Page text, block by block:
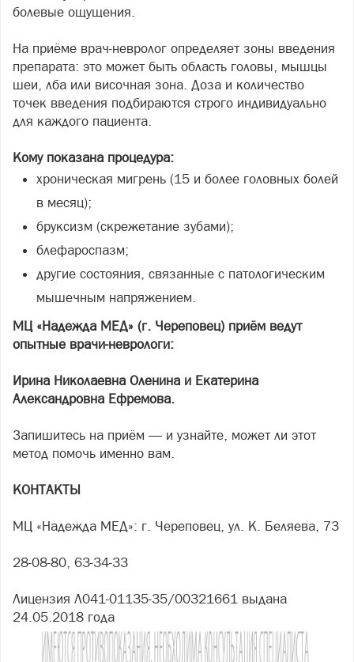
болевые ощущения.
На приёме врач-невролог определяет зоны введения
препарата: это может быть область головы, мышцы
шеи, лба или височная зона. Доза и количество
точек введения подбираются строго индивидуально
для каждого пациента.
Кому показана процедура:
хроническая мигрень (15 и более головных болей
в месяц);
бруксизм (скрежетание зубами);
блефароспазм;
другие состояния, связанные с патологическим
мышечным напряжением.
МЦ «Надежда МЕД» (г. Череповец) приём ведут
опытные врачи-неврологи:
Ирина Николаевна Оленина и Екатерина
Александровна Ефремова.
Запишитесь на приём — и узнайте, может ли этот
метод помочь именно вам.
КОНТАКТЫ
МЦ «Надежда МЕД»: г. Череповец, ул. К. Беляева, 73
28-08-80, 63-34-33
Лицензия Л041-01135-35/00321661 выдана
24.05.2018 года